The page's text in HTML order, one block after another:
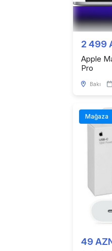
2 499
Apple
Pro
Bakı
Mağaza
49